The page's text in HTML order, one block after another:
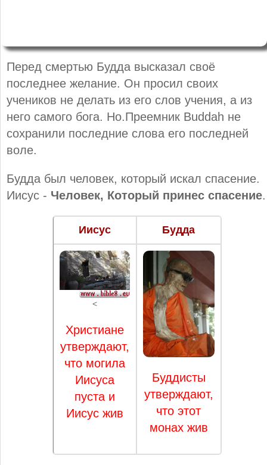
Перед смертью Будда высказал своё
последнее желание. Он просил своих
учеников не делать из его слов учения, а из
него самого бога. Но.Преемник Buddah не
сохранили последние слова его последней
воле.
Будда был человек, который искал спасение.
Иисус - Человек, Который принес спасение.
Иисус Будда
<
Христиане
утверждают,
что могила
Иисуса
пуста и
Иисус жив
Буддисты
утверждают,
что этот
монах жив